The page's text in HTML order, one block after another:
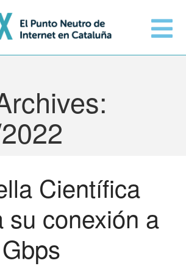
Servicios
Información técnica
El CATNIX
Orange amplía su conexión al
Guifi.net consolida su
migración a Templus
Científica
su conexión a